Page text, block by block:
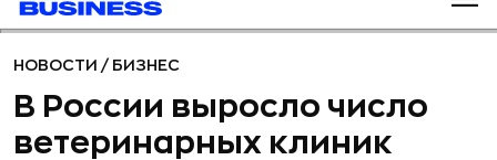
НОВОСТИ / БИЗНЕС
В России выросло число
ветеринарных клиник